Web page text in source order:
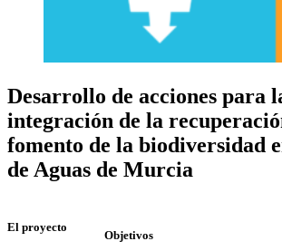
Desarrollo de acciones para
integración de la
fomento de la biodiversidad
de Aguas de Murcia
El proyecto
Objetivos